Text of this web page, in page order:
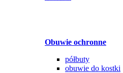
Obuwie ochronne
półbuty
obuwie do kostki